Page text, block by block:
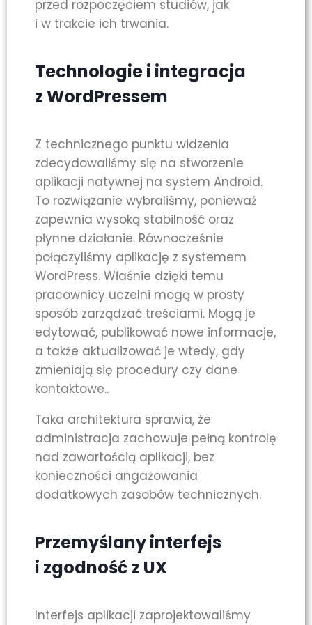
przed rozpoczęciem studiów, jak
i w trakcie ich trwania.
Technologie i integracja
z WordPressem
Z technicznego punktu widzenia
zdecydowaliśmy się na stworzenie
aplikacji natywnej na system Android.
To rozwiązanie wybraliśmy, ponieważ
zapewnia wysoką stabilność oraz
płynne działanie. Równocześnie
połączyliśmy aplikację z systemem
WordPress. Właśnie dzięki temu
pracownicy uczelni mogą w prosty
sposób zarządzać treściami. Mogą je
edytować, publikować nowe informacje,
a także aktualizować je wtedy, gdy
zmieniają się procedury czy dane
kontaktowe..
Taka architektura sprawia, że
administracja zachowuje pełną kontrolę
nad zawartością aplikacji, bez
konieczności angażowania
dodatkowych zasobów technicznych.
Przemyślany interfejs
i zgodność z UX
Interfejs aplikacji zaprojektowaliśmy